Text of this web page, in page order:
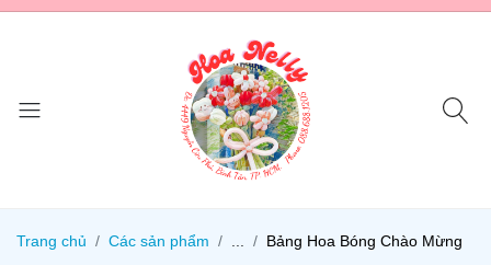
Trang chủ Các sản phẩm ... Bảng Hoa Bóng Chào Mừng